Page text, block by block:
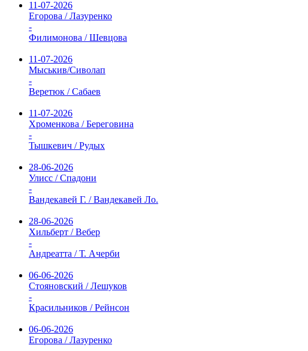
11-07-2026
Егорова / Лазуренко
-
Филимонова / Шевцова
11-07-2026
Мыськив/Сиволап
-
Веретюк / Сабаев
11-07-2026
Хроменкова / Береговина
-
Тышкевич / Рудых
28-06-2026
Улисс / Спадони
-
Вандекавей Г. / Вандекавей Ло.
28-06-2026
Хильберт / Вебер
-
Андреатта / Т. Ачерби
06-06-2026
Стояновский / Лешуков
-
Красильников / Рейнсон
06-06-2026
Егорова / Лазуренко